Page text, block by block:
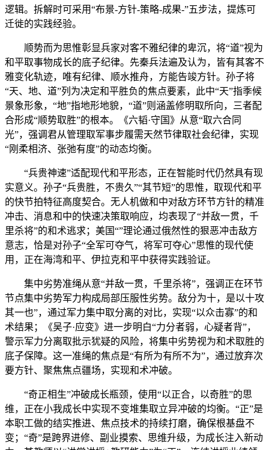
逻辑。拆解时可采用“布景-方针-策略-成果-”五步法，提炼可
迁徙的实践经验。
顺势而为思惟彰显兵家对客不雅纪律的卑沉，将“道”视为
和平取事物成长的底子纪律。先秦兵法遍及认为，皆有其客不
雅变化轨迹，唯有纪律、顺水推舟，方能告竣方针。孙子将
“天、地、道”列为决定和平胜负的焦点要素，此中“天”指季候
景象形象，“地”指地形地貌，“道”则涵盖修明取所向，三者配
合形成“顺势取胜”的根本。《六韬·守国》从意“取六合同
光”，强调君从管理取军事步履需天然节律取社会纪律，实现
“刚柔相济、张弛有度”的动态均衡。
“兵贵神速”适配现代和平形态，正在智能时代仍然具有现
实意义。孙子“兵贵胜，不贵久”“其节短”的思惟，取现代和平
的快节拍特征高度契合。无人机做和中对敌方环节方针的精准
冲击、消息和中的快速决策取响应，均表现了“并敌一贯，千
里杀将”的和术逃求；美国“”理论通过俄然性的狠恶冲击敌方
意志，恰是对孙子“全军可夺气，将军可夺心”思惟的现代使
用，正在海湾和平、伊拉克和平中获得实践验证。
集中劣势准绳从意“并敌一贯，千里杀将”，强调正在环节
节点集中劣势军力构成局部压服性劣势。敌分为十，是以十攻
其一也”，通过军力集中取分离的对比，实现“以众击寡”的和
术结果；《吴子·应变》进一步明白“力分者弱，心疑者背”，
警示军力分离取批示犹疑的风险，将集中劣势视为和术取胜的
底子保障。这一准绳的焦点是“有所为有所不为”，通过放弃次
要方针、聚焦焦点疆场，实现和术冲破。
“奇正相生”冲破成长瓶颈，使用“以正合，以奇胜”的思
维，正在小我成长中实现不变堆集取立异冲破的均衡。“正”是
本职工做的结实推进、焦点技术的持续打磨，确保根基盘不
变；“奇”是跨界进修、副业摸索、思维升级，为成长注入新动